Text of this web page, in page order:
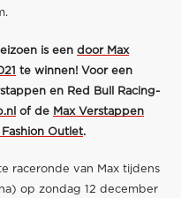
is een door Max
te winnen! Voor een
en Red Bull Racing-
of de Max Verstappen
Outlet.
raceronde van Max tijdens
op zondag 12 december